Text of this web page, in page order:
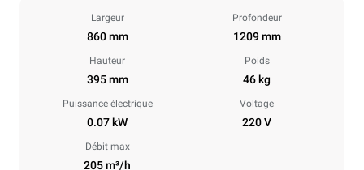
Largeur
860 mm
Profondeur
1209 mm
Hauteur
395 mm
Poids
46 kg
Puissance électrique
0.07 kW
Voltage
220 V
Débit max
205 m³/h